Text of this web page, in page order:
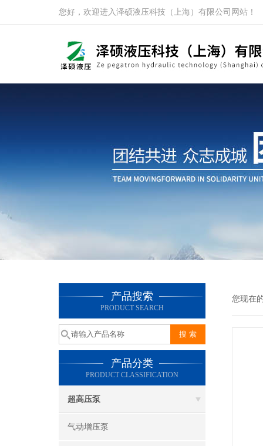
您好，欢迎进入泽硕液压科技（上海）有限公司网站！
产品搜索
PRODUCT SEARCH
产品分类
PRODUCT CLASSIFICATION
超高压泵
气动增压泵
您现在